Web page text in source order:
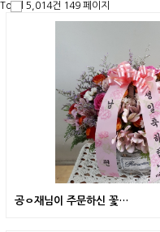
Total 5,014건 149 페이지
공ㅇ재님이 주문하신 꽃바